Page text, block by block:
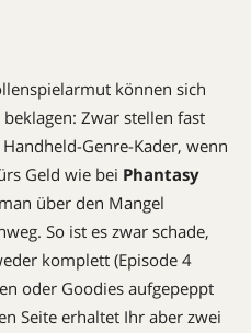
können sich
Zwar stellen fast
Genre-Kader, wenn
Geld wie bei Phantasy
über den Mangel
So ist es zwar schade,
komplett (Episode 4
oder Goodies aufgepeppt
Seite erhaltet Ihr aber zwei